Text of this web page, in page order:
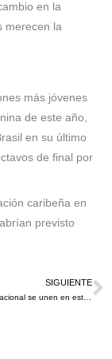
en la
merecen la
más jóvenes
de este año,
en su último
de final por
caribeña en
previsto
SIGUIENTE
Ringo y Atlético Nacional se unen en este 2023 para jugar en equipo en pro de los perros en Colombia